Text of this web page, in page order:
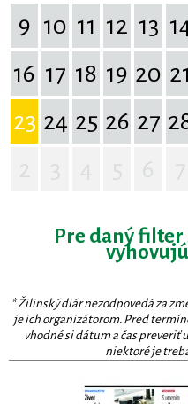
9 10 11 12 13
16 17 18 19 20 21
23 24 25 26 27
Pre daný filter
* Žilinský diár nezodpovedá za
je ich organizátorom. Pred
vhodné si dátum a čas preveriť
niektoré je